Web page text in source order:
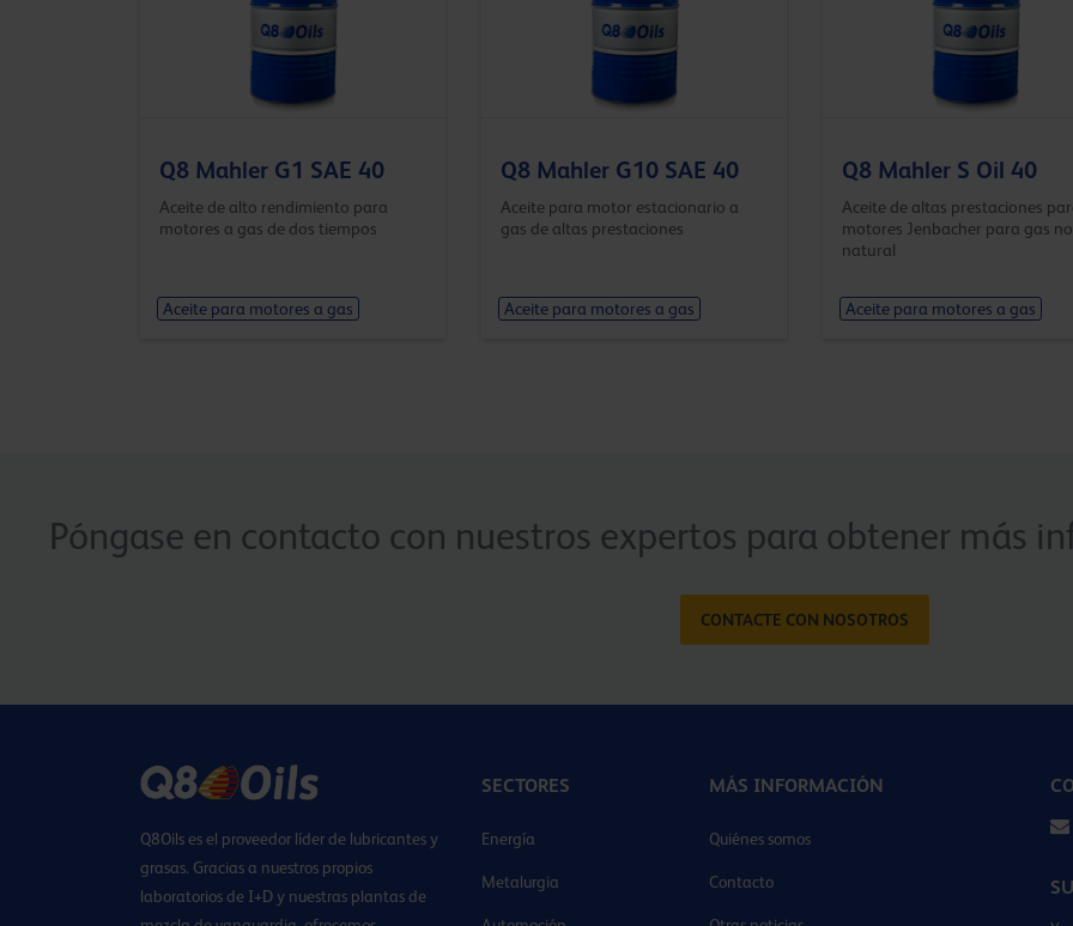
Q8 Mahler G1 SAE 40
Aceite de alto rendimiento para
motores a gas de dos tiempos
Aceite para motores a gas
Q8 Mahler G10 SAE 40
Aceite para motor estacionario a
gas de altas prestaciones
Aceite para motores a gas
Q8 Mahler S Oil 40
Aceite de altas prestaciones
motores Jenbacher para gas no
natural
Aceite para motores a gas
Póngase en contacto con nuestros expertos para obtener más
CONTACTE CON NOSOTROS
Q8Oils es el proveedor líder de lubricantes y
grasas. Gracias a nuestros propios
laboratorios de I+D y nuestras plantas de
SECTORES
Energía
Metalurgia
MÁS INFORMACIÓN
Quiénes somos
Contacto